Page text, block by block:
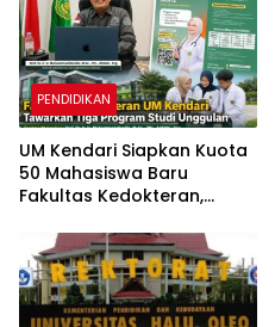
PENDIDIKAN
UM Kendari Siapkan Kuota
50 Mahasiswa Baru
Fakultas Kedokteran,
Studi Unggulan